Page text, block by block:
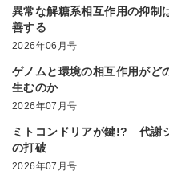
異常な解糖系相互作用の抑制
善する
2026年06月号
ゲノムと環境の相互作用がど
生むのか
2026年07月号
ミトコンドリアが鍵!? 代謝
の打破
2026年07月号